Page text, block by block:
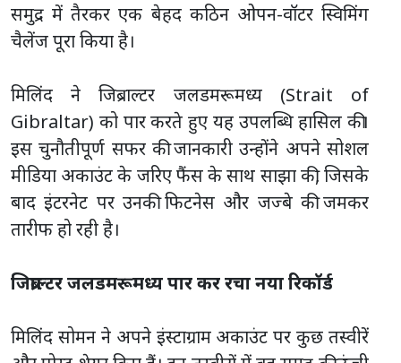
समुद्र में तैरकर एक बेहद कठिन ओपन-वॉटर स्विमिंग
चैलेंज पूरा किया है।
मिलिंद ने जिब्राल्टर जलडमरूमध्य (Strait of
Gibraltar) को पार करते हुए यह उपलब्धि हासिल की।
इस चुनौतीपूर्ण सफर की जानकारी उन्होंने अपने सोशल
मीडिया अकाउंट के जरिए फैंस के साथ साझा की, जिसके
बाद इंटरनेट पर उनकी फिटनेस और जज्बे की जमकर
तारीफ हो रही है।
जिब्राल्टर जलडमरूमध्य पार कर रचा नया रिकॉर्ड
मिलिंद सोमन ने अपने इंस्टाग्राम अकाउंट पर कुछ तस्वीरें